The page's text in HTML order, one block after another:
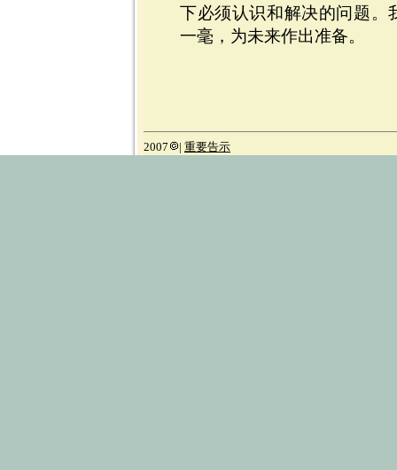
下必须认识和解决的问题。
一毫，为未来作出准备。
2007 | 重要告示